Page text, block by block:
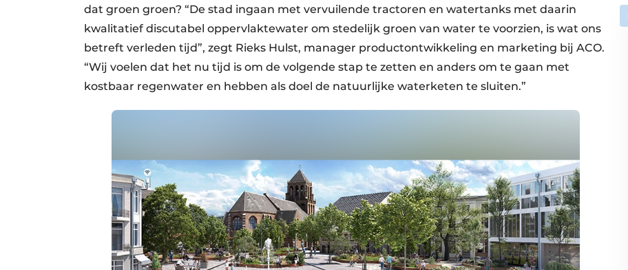
dat groen groen? “De stad ingaan met vervuilende tractoren en watertanks met daarin
kwalitatief discutabel oppervlaktewater om stedelijk groen van water te voorzien, is wat ons
betreft verleden tijd”, zegt Rieks Hulst, manager productontwikkeling en marketing bij ACO.
“Wij voelen dat het nu tijd is om de volgende stap te zetten en anders om te gaan met
kostbaar regenwater en hebben als doel de natuurlijke waterketen te sluiten.”